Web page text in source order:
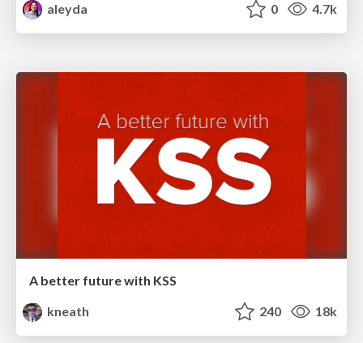
aleyda
0 4.7k
A better future with KSS
kneath
240 18k